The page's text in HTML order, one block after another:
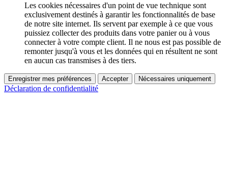
Les cookies nécessaires d'un point de vue technique sont
exclusivement destinés à garantir les fonctionnalités de base
de notre site internet. Ils servent par exemple à ce que vous
puissiez collecter des produits dans votre panier ou à vous
connecter à votre compte client. Il ne nous est pas possible de
remonter jusqu'à vous et les données qui en résultent ne sont
en aucun cas transmises à des tiers.
Enregistrer mes préférences Accepter Nécessaires uniquement
Déclaration de confidentialité